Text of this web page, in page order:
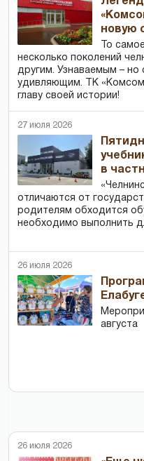
новую
То
несколько поколений
другим. Узнаваемым –
удивляющим. ТК
главу своей истории!
27 июля 2026
в
отличаются от
родителям обходится
необходимо выполнить
26 июля 2026
августа
26 июля 2026